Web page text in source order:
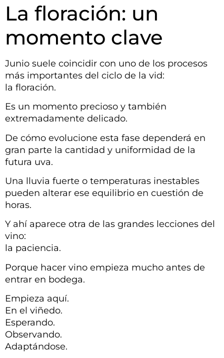
La floración: un
momento clave
Junio suele coincidir con uno de los procesos
más importantes del ciclo de la vid:
la floración.
Es un momento precioso y también
extremadamente delicado.
De cómo evolucione esta fase dependerá en
gran parte la cantidad y uniformidad de la
futura uva.
Una lluvia fuerte o temperaturas inestables
pueden alterar ese equilibrio en cuestión de
horas.
Y ahí aparece otra de las grandes lecciones del
vino:
la paciencia.
Porque hacer vino empieza mucho antes de
entrar en bodega.
Empieza aquí.
En el viñedo.
Esperando.
Observando.
Adaptándose.